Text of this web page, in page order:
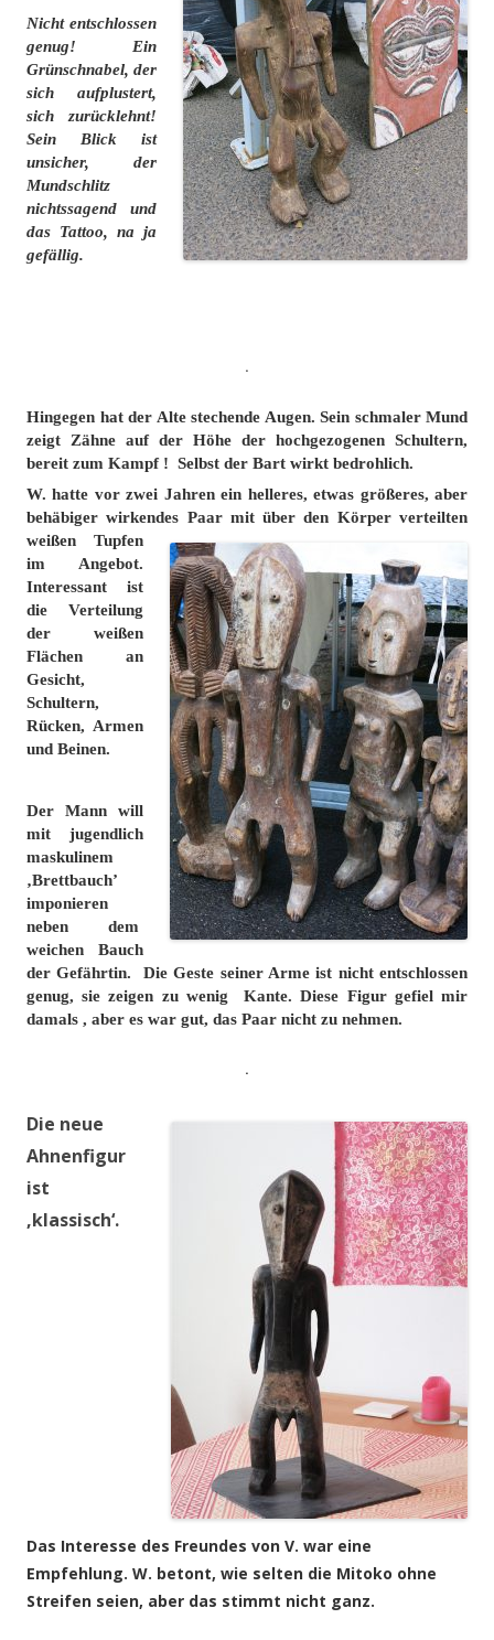
Nicht entschlossen
genug! Ein
Grünschnabel, der
sich aufplustert,
sich zurücklehnt!
Sein Blick ist
unsicher, der
Mundschlitz
nichtssagend und
das Tattoo, na ja
gefällig.
.
Hingegen hat der Alte stechende Augen. Sein schmaler Mund
zeigt Zähne auf der Höhe der hochgezogenen Schultern,
bereit zum Kampf ! Selbst der Bart wirkt bedrohlich.
W. hatte vor zwei Jahren ein helleres, etwas größeres, aber
behäbiger wirkendes Paar mit über den Körper verteilten
weißen Tupfen
im Angebot.
Interessant ist
die Verteilung
der weißen
Flächen an
Gesicht,
Schultern,
Rücken, Armen
und Beinen.
Der Mann will
mit jugendlich
maskulinem
‚Brettbauch’
imponieren
neben dem
weichen Bauch
der Gefährtin. Die Geste seiner Arme ist nicht entschlossen
genug, sie zeigen zu wenig Kante.Diese Figurgefiel mir
damals , aber es war gut, das Paar nicht zu nehmen.
.
Die neue
Ahnenfigur
ist
‚klassisch‘.
Das Interesse des Freundes von V. war eine
Empfehlung. W. betont, wie selten die Mitoko ohne
Streifen seien, aber das stimmt nicht ganz.